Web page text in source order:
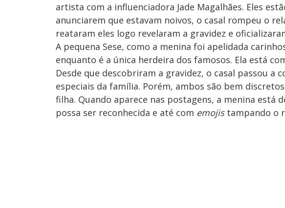
artista com a influenciadora Jade Magalhães. Eles
anunciarem que estavam noivos, o casal rompeu o
reataram eles logo revelaram a gravidez e
A pequena Sese, como a menina foi apelidada
enquanto é a única herdeira dos famosos. Ela está
Desde que descobriram a gravidez, o casal passou a
especiais da família. Porém, ambos são bem
filha. Quando aparece nas postagens, a menina está
possa ser reconhecida e até com emojistampando o